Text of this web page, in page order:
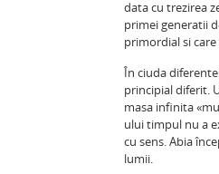
data cu trezirea
primei generatii
primordial si
În ciuda
principial diferit.
masa infinita
ului timpul nu a
cu sens. Abia
lumii.